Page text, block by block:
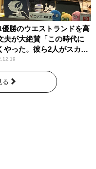
優勝のウエストランドを高
夫が大絶賛「この時代に
やった。彼ら2人がスカッ
てくれた」
る